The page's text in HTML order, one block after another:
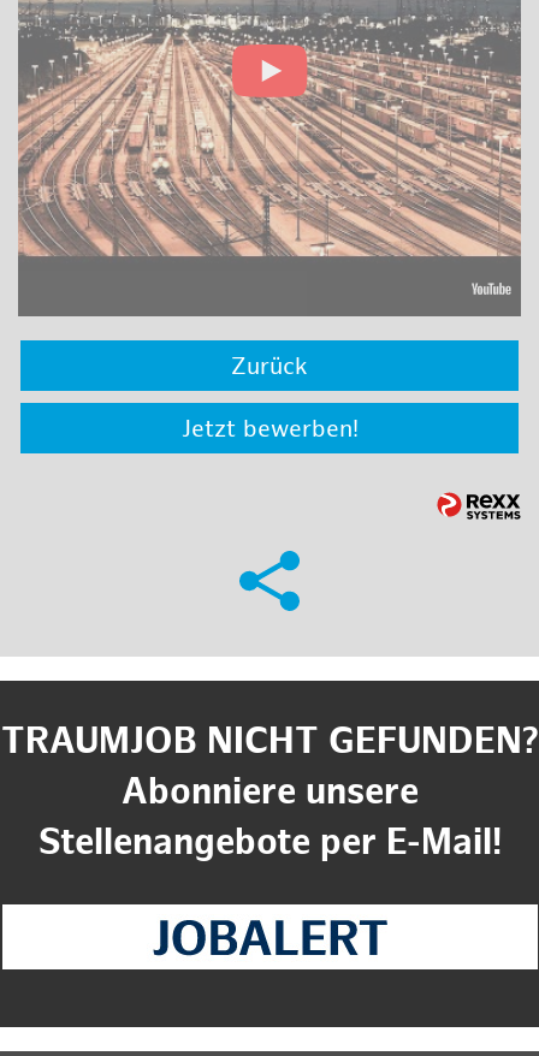
Zurück
Jetzt bewerben!
TRAUMJOB NICHT GEFUNDEN?
Abonniere unsere
Stellenangebote per E-Mail!